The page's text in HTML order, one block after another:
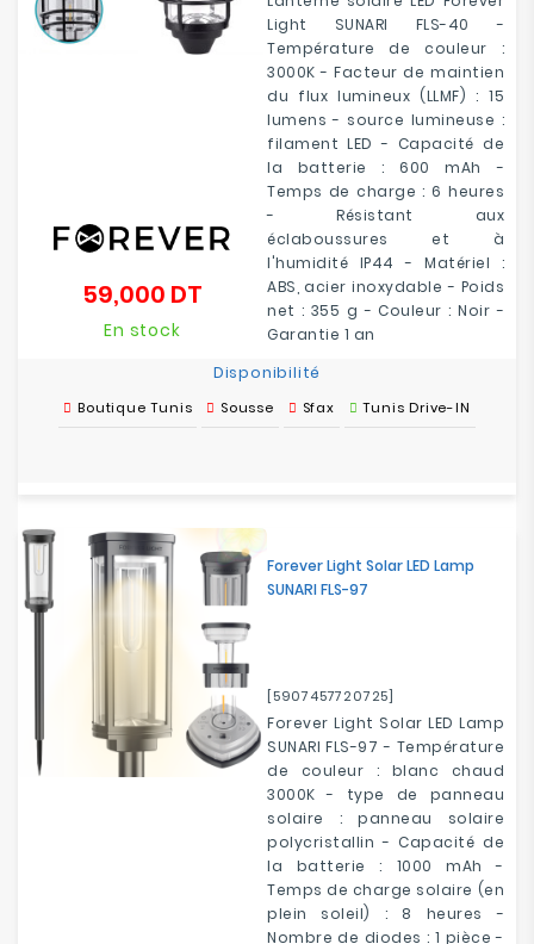
Light SUNARI FLS-40 -
Température de couleur :
3000K - Facteur de maintien
du flux lumineux (LLMF) : 15
lumens - source lumineuse :
filament LED - Capacité de
la batterie : 600 mAh -
Temps de charge : 6 heures
- Résistant aux
éclaboussures et à
l'humidité IP44 - Matériel :
ABS, acier inoxydable - Poids
net : 355 g - Couleur : Noir -
Garantie 1 an
59,000 DT
En stock
Disponibilité
Boutique Tunis Sousse Sfax Tunis Drive-IN
Forever Light Solar LED Lamp
SUNARI FLS-97
[5907457720725]
Forever Light Solar LED Lamp
SUNARI FLS-97 - Température
de couleur : blanc chaud
3000K - type de panneau
solaire : panneau solaire
polycristallin - Capacité de
la batterie : 1000 mAh -
Temps de charge solaire (en
plein soleil) : 8 heures -
Nombre de diodes : 1 pièce -